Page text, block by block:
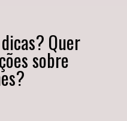
Quer
sobre